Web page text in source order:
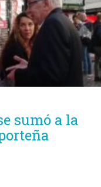
sumó a la